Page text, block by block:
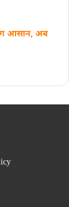
आसान, अब